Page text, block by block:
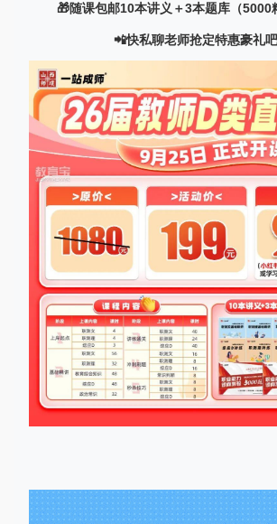
🎁随课包邮10本讲义＋3本题库（5000
📲快私聊老师抢定特惠豪礼吧